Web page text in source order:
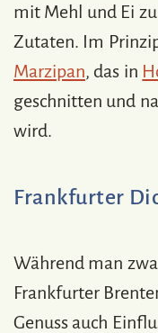
mit Mehl und Ei
Zutaten. Im
Marzipan, das in
geschnitten und
wird.
Frankfurter
Während man
Frankfurter
Genuss auch